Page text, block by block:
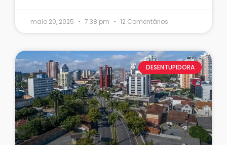
maio 20, 2025 7:38 pm 12 Comentários
DESENTUPIDORA